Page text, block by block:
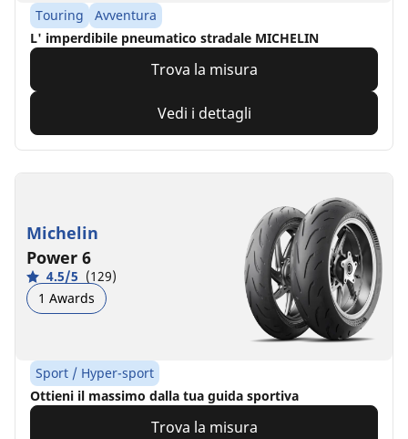
Touring
Avventura
L' imperdibile pneumatico stradale MICHELIN
Trova la misura
Vedi i dettagli
Michelin
Power 6
4.5/5 (129)
1 Awards
Sport / Hyper-sport
Ottieni il massimo dalla tua guida sportiva
Trova la misura